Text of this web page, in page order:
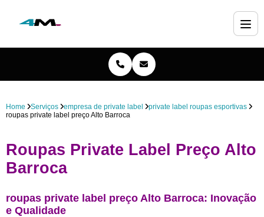
Home Serviços empresa de private label
private label roupas esportivas
roupas private label preço Alto Barroca
Roupas Private Label Preço Alto
Barroca
roupas private label preço Alto Barroca: Inovação
e Qualidade